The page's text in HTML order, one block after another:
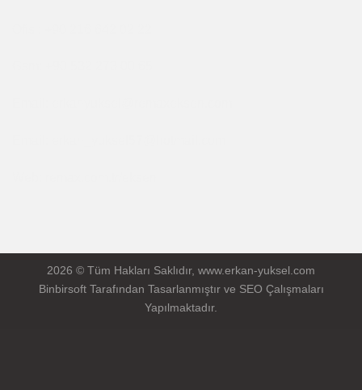
2026 © Tüm Hakları Saklıdır, www.erkan-yuksel.com
BinbirsoftTarafından Tasarlanmıştır ve SEO Çalışmaları
Yapılmaktadır.